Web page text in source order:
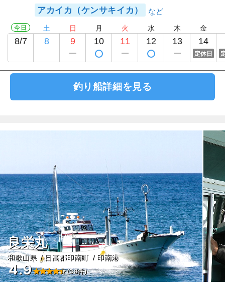
アカイカ（ケンサキイカ）
今日
8/7
土
8
日
9
月
10
火
11
水
12
木
13
金
14
定休日
釣り船詳細を見る
良栄丸
和歌山県 日高郡印南町 印南港
4.9 (38件)